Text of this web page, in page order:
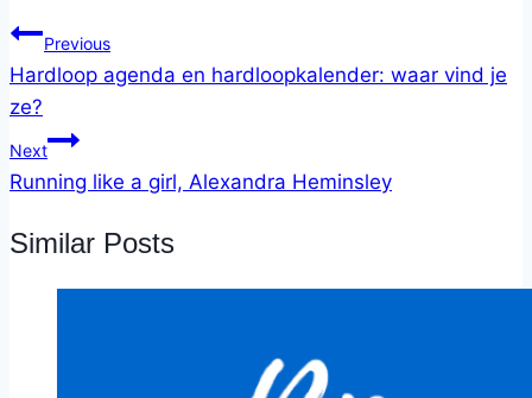
Previous
Hardloop agenda en hardloopkalender: waar vind je
ze?
Next
Running like a girl, Alexandra Heminsley
Similar Posts